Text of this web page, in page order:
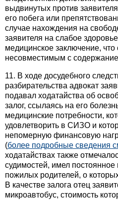
выдвинутых против
его побега или
случае нахождения на
заявителя на слабое
медицинское заключение, что
несовместимым с
11. В ходе досудебного
разбирательства адвокат
подавал ходатайства об
залог, ссылаясь на его
медицинские потребности,
удовлетворить в СИЗО и
непомерную финансовую
(более подробные сведения
ходатайствах также
судимостей, имел постоянное
пожилых родителей, о
В качестве залога отец
микроавтобус, стоимость